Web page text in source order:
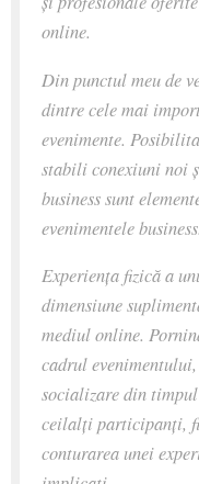
online.
Din punctul meu de
dintre cele mai
evenimente.
stabili conexiuni noi
business sunt
evenimentele business.
Experiența fizică a
dimensiune
mediul online.
cadrul
socializare din
ceilalți participanți,
conturarea unei